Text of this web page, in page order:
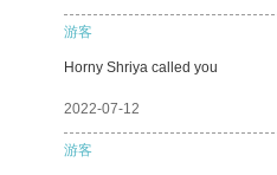
游客
Horny Shriya called you
2022-07-12
游客